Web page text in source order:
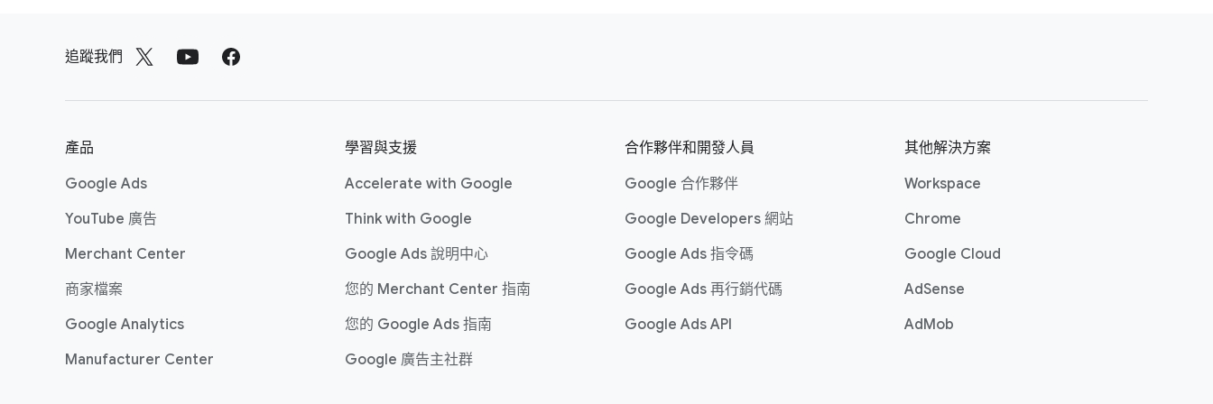
廣告​標題
說明
完成​後，​按​一​下​「儲存​新版​本」。​然​後​您​的​變更​將​傳送​以​供​審核。​請​注意，​儲存​所​做​的​編輯會​建立​廣告​的​新版本，​且​無法​還​原為​原始
追蹤​我們
產品
Google Ads
YouTube 廣告
Merchant Center
商​家​檔案
Google Analytics
Manufacturer Center
學習​與​支援
Accelerate wit​h Google
Think wit​h Google
Google Ads 說明​中心
您​的 Merchant Center 指南
您​的 Google Ads 指南
Google 廣告主社​群
合作​夥伴​和​開發​人員
Google 合作​夥伴
Google Developers 網站
Google Ads 指令​碼
Google Ads 再​行銷代​碼
Google Ads API
其他​解決​方案
Workspace
Chrome
Google Cloud
AdSense
AdMob